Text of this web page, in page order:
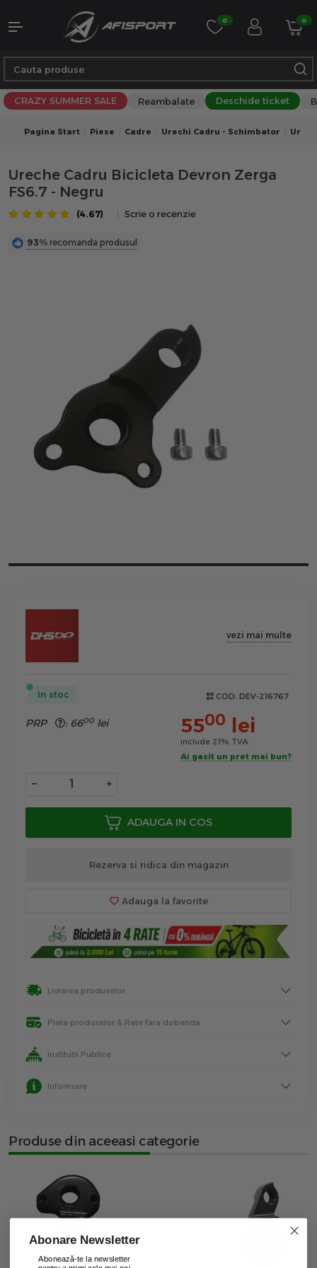
0 0
CRAZY SUMMER SALE Reambalate Deschide ticket
Pagina Start Piese Cadre Urechi Cadru - Schimbator
Ureche Cadru Bicicleta Devron Zerga
FS6.7 - Negru
(4.67) Scrie o recenzie
93% recomanda produsul
vezi mai multe
In stoc COD: DEV-216767
PRP : 6600 lei 5500 lei
include 21% TVA
Ai gasit un pret mai bun?
− +
ADAUGA IN COS
Rezerva si ridica din magazin
Adauga la favorite
Livrarea produselor
Plata produselor & Rate fara dobanda
Institutii Publice
Informare
Produse din aceeasi categorie
Abonare Newsletter
Abonează-te la newsletter